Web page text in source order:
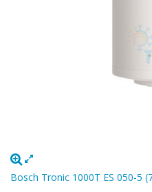
Bosch Tronic 1000T ES 050-5